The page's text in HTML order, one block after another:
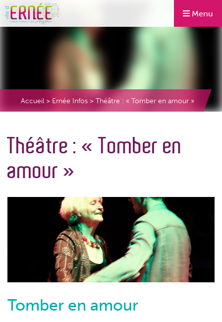
Menu
Accueil > Ernée Infos > Théâtre : « Tomber en amour »
Théâtre : « Tomber en
amour »
Tomber en amour